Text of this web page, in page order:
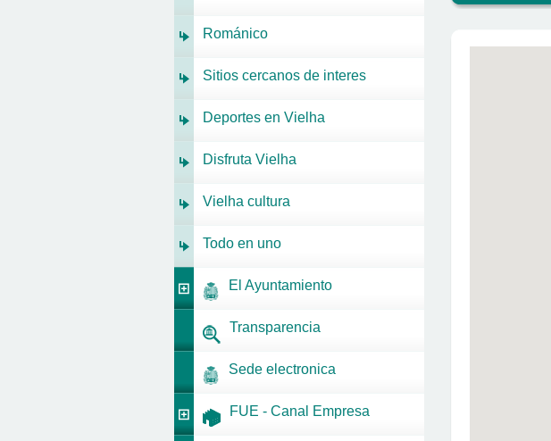
Románico
Sitios cercanos de interes
Deportes en Vielha
Disfruta Vielha
Vielha cultura
Todo en uno
El Ayuntamiento
Transparencia
Sede electronica
FUE - Canal Empresa